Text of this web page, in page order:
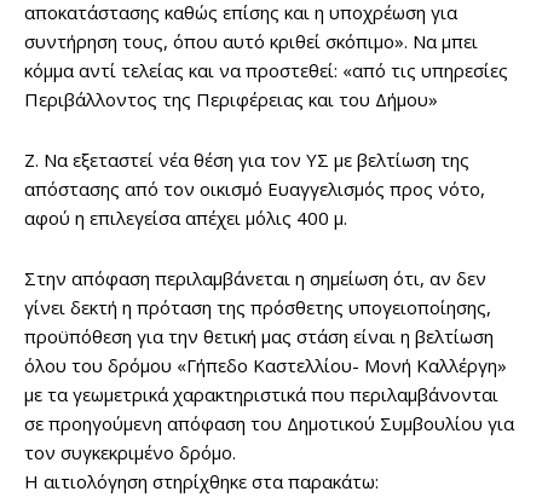
αποκατάστασης καθώς επίσης και η υποχρέωση για
συντήρηση τους, όπου αυτό κριθεί σκόπιμο». Να μπει
κόμμα αντί τελείας και να προστεθεί: «από τις υπηρεσίες
Περιβάλλοντος της Περιφέρειας και του Δήμου»
Ζ. Να εξεταστεί νέα θέση για τον ΥΣ με βελτίωση της
απόστασης από τον οικισμό Ευαγγελισμός προς νότο,
αφού η επιλεγείσα απέχει μόλις 400 μ.
Στην απόφαση περιλαμβάνεται η σημείωση ότι, αν δεν
γίνει δεκτή η πρόταση της πρόσθετης υπογειοποίησης,
προϋπόθεση για την θετική μας στάση είναι η βελτίωση
όλου του δρόμου «Γήπεδο Καστελλίου- Μονή Καλλέργη»
με τα γεωμετρικά χαρακτηριστικά που περιλαμβάνονται
σε προηγούμενη απόφαση του Δημοτικού Συμβουλίου για
τον συγκεκριμένο δρόμο.
Η αιτιολόγηση στηρίχθηκε στα παρακάτω: